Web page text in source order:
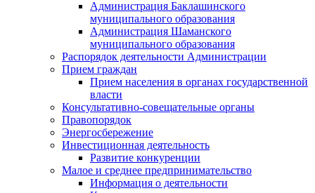
Администрация Баклашинского
муниципального образования
Администрация Шаманского
муниципального образования
Распорядок деятельности Администрации
Прием граждан
Прием населения в органах государственной
власти
Консультативно-совещательные органы
Правопорядок
Энергосбережение
Инвестиционная деятельность
Развитие конкуренции
Малое и среднее предпринимательство
Информация о деятельности